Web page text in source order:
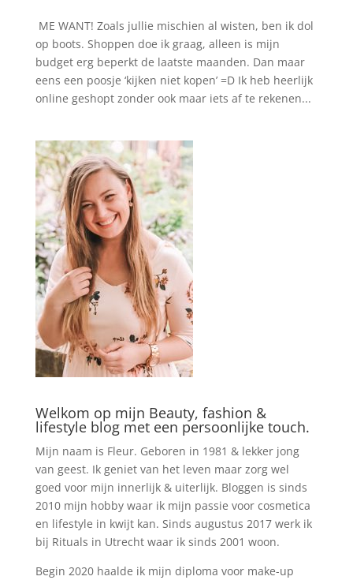
ME WANT! Zoals jullie mischien al wisten, ben ik dol
op boots. Shoppen doe ik graag, alleen is mijn
budget erg beperkt de laatste maanden. Dan maar
eens een poosje ‘kijken niet kopen’ =D Ik heb heerlijk
online geshopt zonder ook maar iets af te rekenen...
Welkom op mijn Beauty, fashion &
lifestyle blog met een persoonlijke touch.
Mijn naam is Fleur. Geboren in 1981 & lekker jong
van geest. Ik geniet van het leven maar zorg wel
goed voor mijn innerlijk & uiterlijk. Bloggen is sinds
2010 mijn hobby waar ik mijn passie voor cosmetica
en lifestyle in kwijt kan. Sinds augustus 2017 werk ik
bij Rituals in Utrecht waar ik sinds 2001 woon.
Begin 2020 haalde ik mijn diploma voor make-up